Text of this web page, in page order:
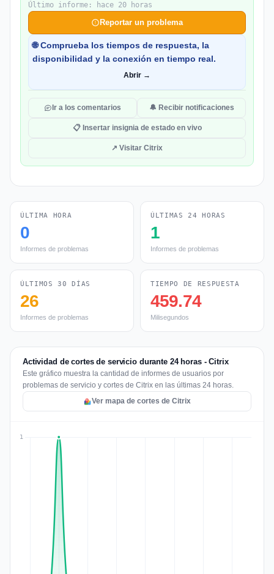
Último informe: hace 20 horas
Reportar un problema
🌐 Comprueba los tiempos de respuesta, la
disponibilidad y la conexión en tiempo real.
Abrir →
Ir a los comentarios 🔔 Recibir notificaciones
📋 Insertar insignia de estado en vivo
↗ Visitar Citrix
ÚLTIMA HORA
0
Informes de problemas
ÚLTIMAS 24 HORAS
1
Informes de problemas
ÚLTIMOS 30 DÍAS
26
Informes de problemas
TIEMPO DE RESPUESTA
459.74
Milisegundos
Actividad de cortes de servicio durante 24 horas - Citrix
Este gráfico muestra la cantidad de informes de usuarios por
problemas de servicio y cortes de Citrix en las últimas 24 horas.
Ver mapa de cortes de Citrix